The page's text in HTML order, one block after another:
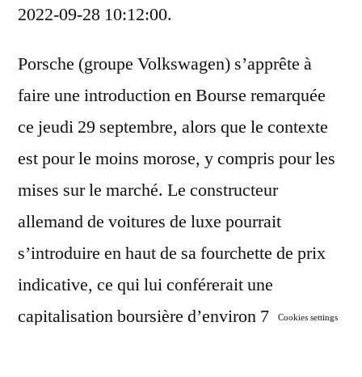
2022-09-28 10:12:00.
Porsche (groupe Volkswagen) s’apprête à
faire une introduction en Bourse remarquée
ce jeudi 29 septembre, alors que le contexte
est pour le moins morose, y compris pour les
mises sur le marché. Le constructeur
allemand de voitures de luxe pourrait
s’introduire en haut de sa fourchette de prix
indicative, ce qui lui conférerait une
capitalisation boursière d’environ 75
Cookies settings